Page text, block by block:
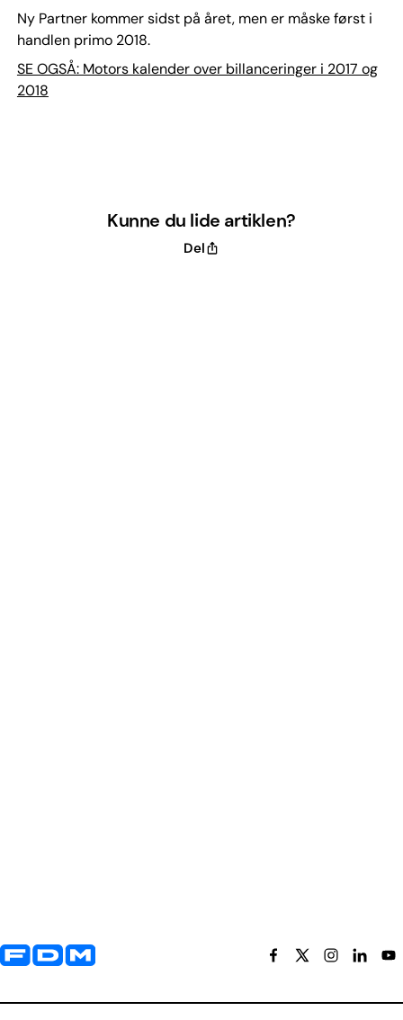
Ny Partner kommer sidst på året, men er måske først i
handlen primo 2018.
SE OGSÅ: Motors kalender over billanceringer i 2017 og
2018
Kunne du lide artiklen?
Del
Yderligere information og kontaktoplysninger